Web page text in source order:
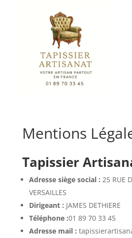
Mentions
Tapissier
Adresse siège social : 25 RUE
VERSAILLES
Dirigeant : JAMES DETHIERE
Téléphone :01 89 70 33 45
Adresse mail :